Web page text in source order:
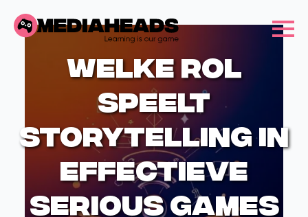
Welke rol
speelt
storytelling in
effectieve
serious games